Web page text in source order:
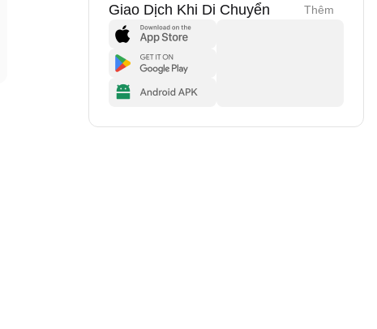
Giao Dịch Khi Di Chuyển Thêm